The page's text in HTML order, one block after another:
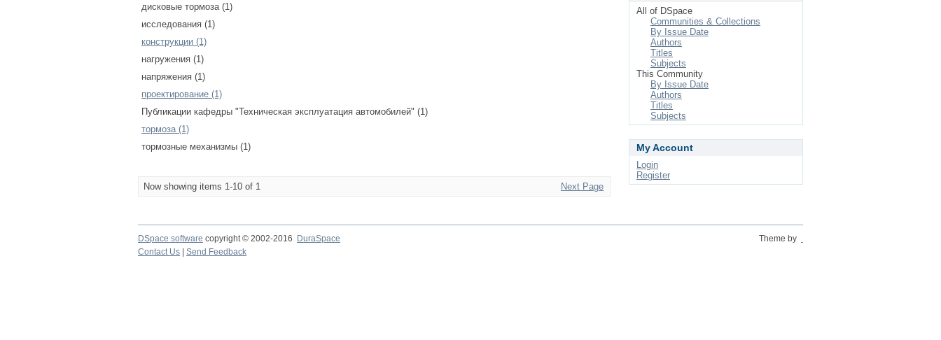
дисковые тормоза (1)
исследования (1)
конструкции (1)
нагружения (1)
напряжения (1)
проектирование (1)
Публикации кафедры "Техническая эксплуатация автомобилей" (1)
тормоза (1)
тормозные механизмы (1)
Now showing items 1-10 of 1 Next Page
All of DSpace
Communities & Collections
By Issue Date
Authors
Titles
Subjects
This Community
By Issue Date
Authors
Titles
Subjects
My Account
Login
Register
DSpace software copyright © 2002-2016 DuraSpace
Theme by
Contact Us
Send Feedback